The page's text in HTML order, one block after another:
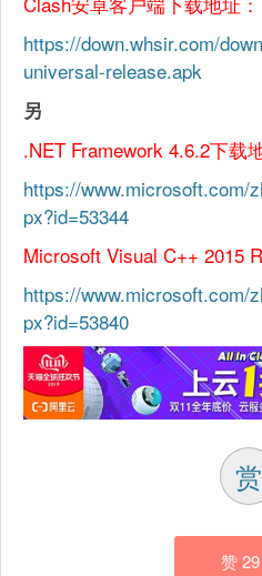
https://down.whsir.com/
universal-release.apk
另
.NET Framework 4.6.2下载
https://www.microsoft.com/
px?id=53344
Microsoft Visual C++ 2015
https://www.microsoft.com/
px?id=53840
赏
赞29